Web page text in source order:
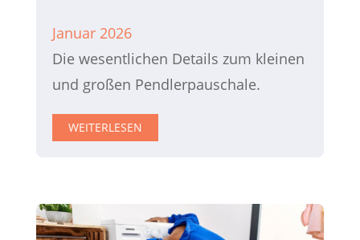
Januar 2026
Die wesentlichen Details zum kleinen
und großen Pendlerpauschale.
WEITERLESEN